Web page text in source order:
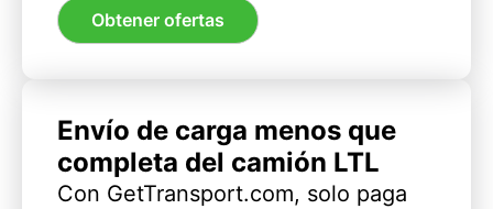
Obtener ofertas
Envío de carga menos que
completa del camión LTL
Con GetTransport.com, solo paga